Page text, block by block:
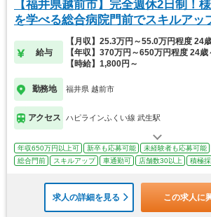
【福井県越前市】完全週休2日制！
を学べる総合病院門前でスキルアッ
給与
【月収】25.3万円～55.0万円程度 24
【年収】370万円～650万円程度 24
【時給】1,800円～
勤務地 福井県 越前市
アクセス ハピラインふくい線 武生駅
年収650万円以上可 新卒も応募可能 未経験者も応募可能
総合門前
スキルアップ 車通勤可 店舗数30以上 積極
求人の詳細を見る この求人に